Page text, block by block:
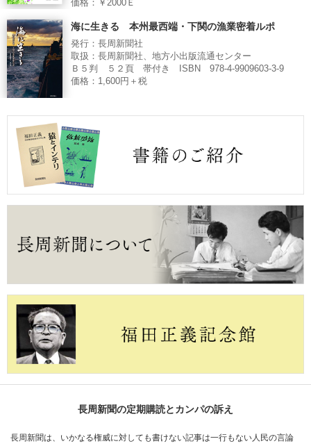
価格：￥2000Ｅ
海に生きる 本州最西端・下関の漁業密着ルポ
発行：長周新聞社
取扱：長周新聞社、地方小出版流通センター
Ｂ５判 ５２頁 帯付き ISBN 978-4-9909603-3-9
価格：1,600円＋税
長周新聞の定期購読とカンパの訴え
長周新聞は、いかなる権威に対しても書けない記事は一行もない人民の言論